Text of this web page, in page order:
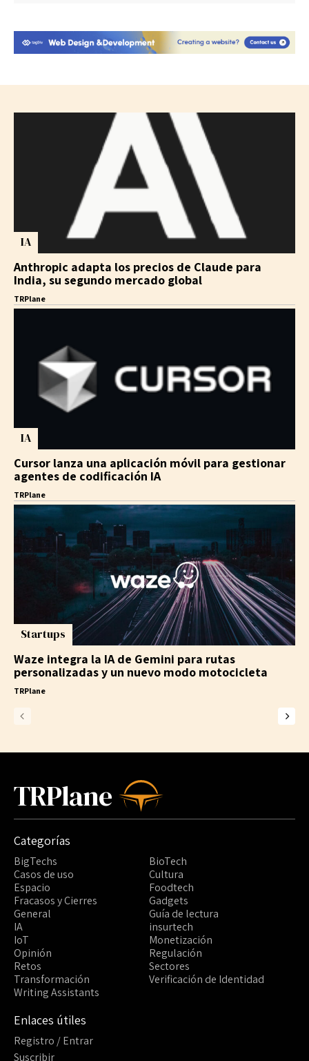
IA
Anthropic adapta los precios de Claude para
India, su segundo mercado global
TRPlane
IA
Cursor lanza una aplicación móvil para gestionar
agentes de codificación IA
TRPlane
Startups
Waze integra la IA de Gemini para rutas
personalizadas y un nuevo modo motocicleta
TRPlane
TRPlane
Categorías
BigTechs
BioTech
Casos de uso
Cultura
Espacio
Foodtech
Fracasos y Cierres
Gadgets
General
Guía de lectura
IA
insurtech
IoT
Monetización
Opinión
Regulación
Retos
Sectores
Transformación
Verificación de Identidad
Writing Assistants
Enlaces útiles
Registro / Entrar
Suscribir